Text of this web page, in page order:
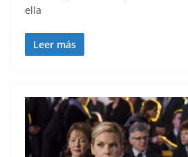
ella
Leer más